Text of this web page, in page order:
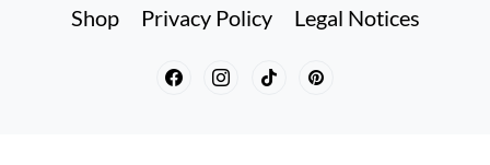
Shop Privacy Policy Legal Notices